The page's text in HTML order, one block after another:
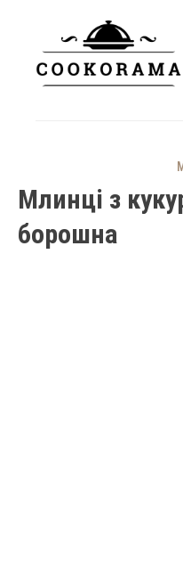
content
Млинці з
борошна